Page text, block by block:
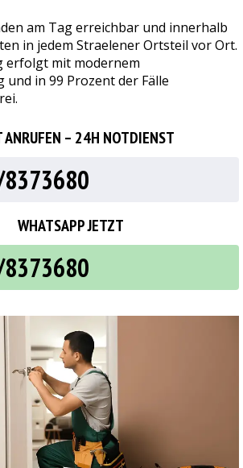
am Tag erreichbar und innerhalb
in jedem Straelener Ortsteil vor Ort.
erfolgt mit modernem
und in 99 Prozent der Fälle
ANRUFEN – 24H NOTDIENST
WHATSAPP JETZT